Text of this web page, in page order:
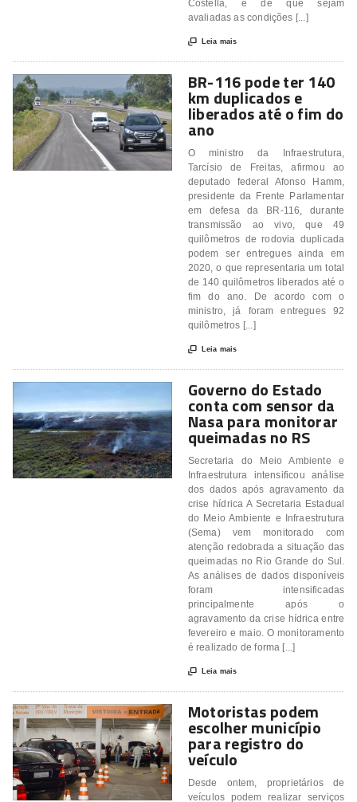
Costella, é de que sejam
avaliadas as condições [...]
 Leia mais
BR-116 pode ter 140
km duplicados e
liberados até o fim do
ano
O ministro da Infraestrutura,
Tarcísio de Freitas, afirmou ao
deputado federal Afonso Hamm,
presidente da Frente Parlamentar
em defesa da BR-116, durante
transmissão ao vivo, que 49
quilômetros de rodovia duplicada
podem ser entregues ainda em
2020, o que representaria um total
de 140 quilômetros liberados até o
fim do ano. De acordo com o
ministro, já foram entregues 92
quilômetros [...]
 Leia mais
Governo do Estado
conta com sensor da
Nasa para monitorar
queimadas no RS
Secretaria do Meio Ambiente e
Infraestrutura intensificou análise
dos dados após agravamento da
crise hídrica A Secretaria Estadual
do Meio Ambiente e Infraestrutura
(Sema) vem monitorado com
atenção redobrada a situação das
queimadas no Rio Grande do Sul.
As análises de dados disponíveis
foram intensificadas
principalmente após o
agravamento da crise hídrica entre
fevereiro e maio. O monitoramento
é realizado de forma [...]
 Leia mais
Motoristas podem
escolher município
para registro do
veículo
Desde ontem, proprietários de
veículos podem realizar serviços